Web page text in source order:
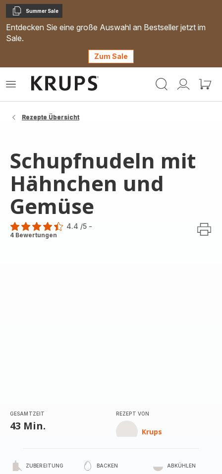
Kopieren
Summer Sale
Entdecken Sie eine große Auswahl an Bestseller jetzt im
Sale.
Zum Sale
Mein
Mein
Das
Rezepte Übersicht
Schupfnudeln mit
Hähnchen und
Gemüse
ratings.4.4
4.4 /5 -
4 Bewertungen
GESAMTZEIT
43 Min.
REZEPT VON
Krups
ZUBEREITUNG BACKEN ABKÜHLEN